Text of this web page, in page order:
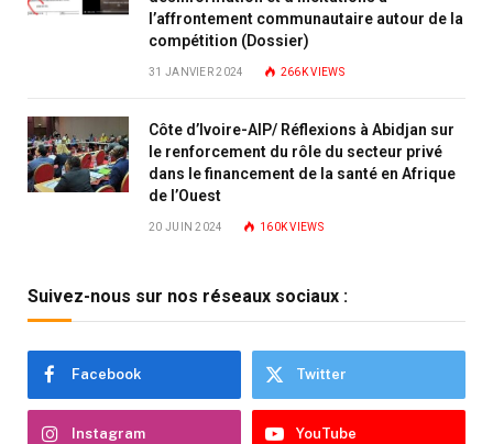
l’affrontement communautaire autour de la
compétition (Dossier)
31 JANVIER 2024 266KVIEWS
Côte d’Ivoire-AIP/ Réflexions à Abidjan sur
le renforcement du rôle du secteur privé
dans le financement de la santé en Afrique
de l’Ouest
20 JUIN 2024 160KVIEWS
Suivez-nous sur nos réseaux sociaux :
Facebook Twitter
Instagram YouTube